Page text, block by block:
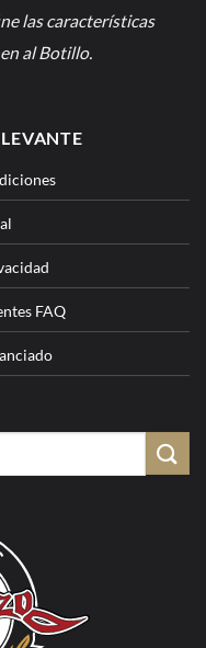
las características
al Botillo.
FAQ